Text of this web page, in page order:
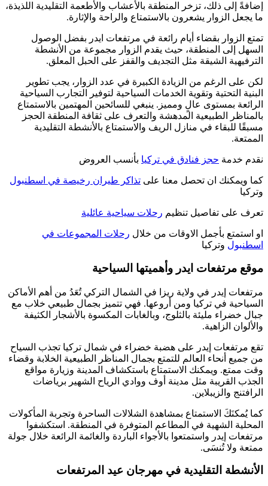
إضافةً إلى ذلك، تزخر المنطقة بالأعشاب والأطعمة التقليدية اللذيذة،
ما يجعل الزوار يشعرون بالاستمتاع والراحة والإثارة.
تمتع الزوار بقضاء أيام رائعة في مرتفعات ايدر بفضل الوصول
السهل إلى المنطقة، حيث يقدم الزوار مجموعة من الأنشطة
الترفيهية الشيقة مثل التجديف والقفز على الحبل المعلق.
لكن على الرغم من الزيادة الكبيرة في عدد الزوار، يجب تطوير
البنية التحتية وتقوية الخدمات السياحية لتوفير التجارب السياحية
الرائعة بمستوى عالٍ ومميز. ينبغي للسائحين المهتمين بالاستمتاع
بالمناظر الطبيعية المدهشة والتعرف على ثقافة المنطقة الحجز
مسبقًا للبقاء في منازل الريف والاستمتاع بالأنشطة التقليدية
الممتعة.
نقدم خدمة حجز فنادق في تركيا بأنسب العروض
كما ويمكنك ان تحصل معنا على تذاكر طيران رخيصة في اسطنبول
وتركيا
تعرف على تفاصيل تنظيم رحلات سياحية عائلية
او استمتع بأجمل الاوقات من خلال رحلات المجموعات في
اسطنبول وتركيا
موقع مرتفعات ايدر وأهميتها السياحية
مرتفعات إيدر في ولاية ريزا في الشمال التركي تُعَدُ من أهم الأماكن
السياحية في تركيا ومن أروعها. فهي تتميز بجمال طبيعي خلاب مع
جبال خضراء مليئة بالثلوج، وبالغابات المكسوة بالأشجار الكثيفة
والألوان الزاهية.
تقع مرتفعات إيدر على هضبة خضراء في شمال تركيا تجذب السياح
من جميع أنحاء العالم للتمتع بجمال المناظر الطبيعية الخلابة وقضاء
وقت ممتع. ويمكنك الاستمتاع باستكشاف المدينة وزيارة مواقع
الجذب القريبة مثل مدينة أوف ووادي الرياح الشهير برياضات
الرافتنج والزيبلاين.
كما يُمكنَكَ الاستمتاع بمشاهدة الشلالات الساحرة وتجربة المأكولات
المحلية الشهية في المطاعم المتوفرة في المنطقة. استكشفوا
مرتفعات إيدر واستمتعوا بالأجواء الباردة والغائمة الرائعة خلال جولة
ممتعة ولا تُنسَى.
الأنشطة التقليدية في مهرجان عيد المرتفعات